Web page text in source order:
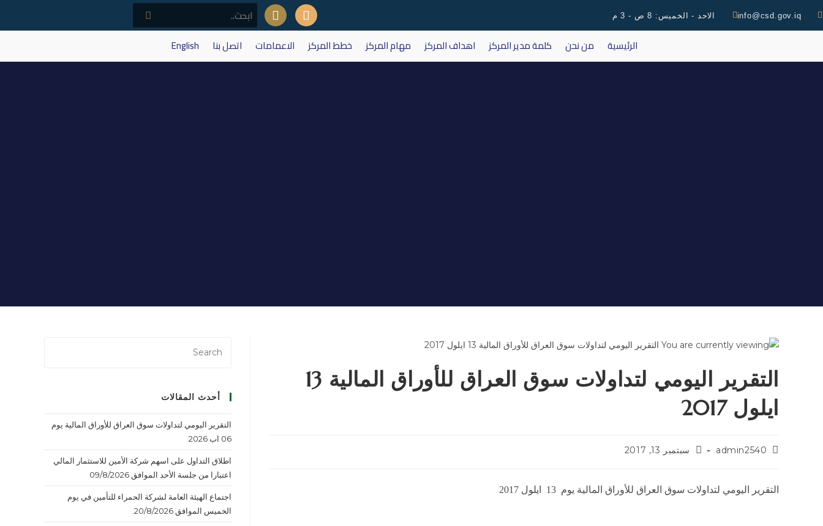
info@csd.gov.iq الاحد - الخميس: 8 ص - 3 م
الرئيسية من نحن كلمة مدير المركز اهداف المركز مهام المركز خطط المركز الاعمامات اتصل بنا English
التقرير اليومي لتداولات سوق العراق للأوراق المالية 13
ايلول 2017
admin2540 سبتمبر 13, 2017
التقرير اليومي لتداولات سوق العراق للأوراق المالية يوم 13 ايلول 2017
أحدث المقالات
التقرير اليومي لتداولات سوق العراق للأوراق المالية يوم
06 اب 2026
اطلاق التداول على اسهم شركة الأمين للاستثمار المالي
اعتبارا من جلسة الأحد الموافق 09/8/2026
اجتماع الهيئة العامة لشركة الحمراء للتأمين في يوم
الخميس الموافق 20/8/2026.